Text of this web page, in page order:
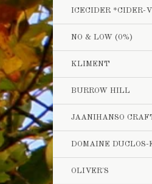
ICECIDER *CIDER-
NO & LOW (0%)
KLIMENT
BURROW HILL
JAANIHANSO
DOMAINE DUCLOS-
OLIVER'S